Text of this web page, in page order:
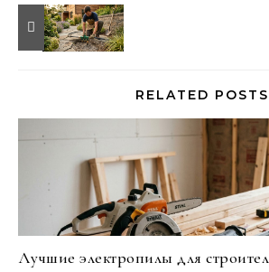
RELATED POSTS
Лучшие электропилы для